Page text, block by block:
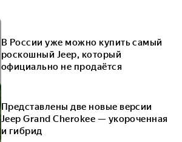
В России уже можно купить самый
роскошный Jeep, который
официально не продаётся
Представлены две новые версии
Jeep Grand Cherokee — укороченная
и гибрид